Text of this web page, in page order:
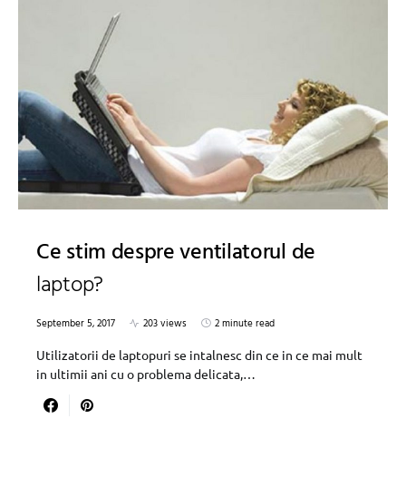
Ce stim despre ventilatorul de
laptop?
September 5, 2017 203 views
2 minute read
Utilizatorii de laptopuri se intalnesc din ce in ce mai mult
in ultimii ani cu o problema delicata,…